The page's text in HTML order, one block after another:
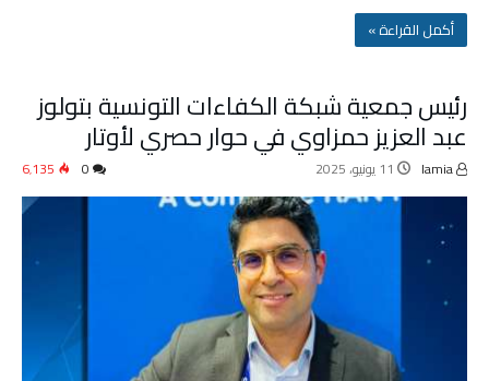
‫أكمل القراءة »‬
رئيس جمعية شبكة الكفاءات التونسية بتولوز
عبد العزيز حمزاوي في حوار حصري لأوتار
11 يونيو، 2025 6٬135